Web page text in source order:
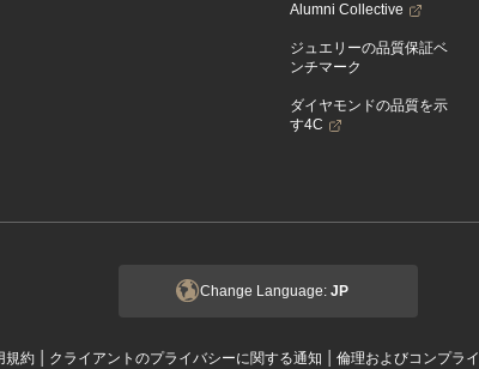
Alumni Collective
ジュエリーの品質保証ベ
ンチマーク
ダイヤモンドの品質を示
す4C
Change Language: JP
規約 | クライアントのプライバシーに関する通知 | 倫理およびコンプラ